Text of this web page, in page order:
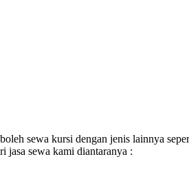
sewa kursi dengan jenis lainnya
jasa sewa kami diantaranya :